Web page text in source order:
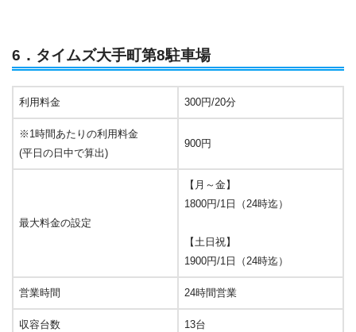
6．タイムズ大手町第8駐車場
利用料金 300円/20分
※1時間あたりの利用料金
(平日の日中で算出)
900円
最大料金の設定
【月～金】
1800円/1日（24時迄）
【土日祝】
1900円/1日（24時迄）
営業時間 24時間営業
収容台数 13台